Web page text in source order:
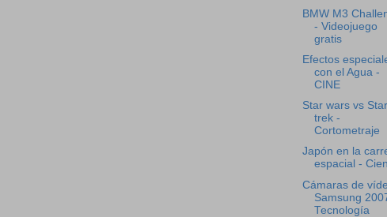
BMW M3
- Videojuego
gratis
Efectos
con el Agua -
CINE
Star wars vs Star
trek -
Cortometraje
Japón en la
espacial -
Cámaras de
Samsung
Tecnología